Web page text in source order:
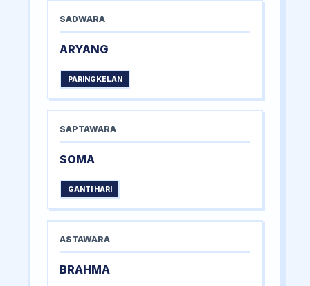
SADWARA
ARYANG
PARINGKELAN
SAPTAWARA
SOMA
GANTI HARI
ASTAWARA
BRAHMA